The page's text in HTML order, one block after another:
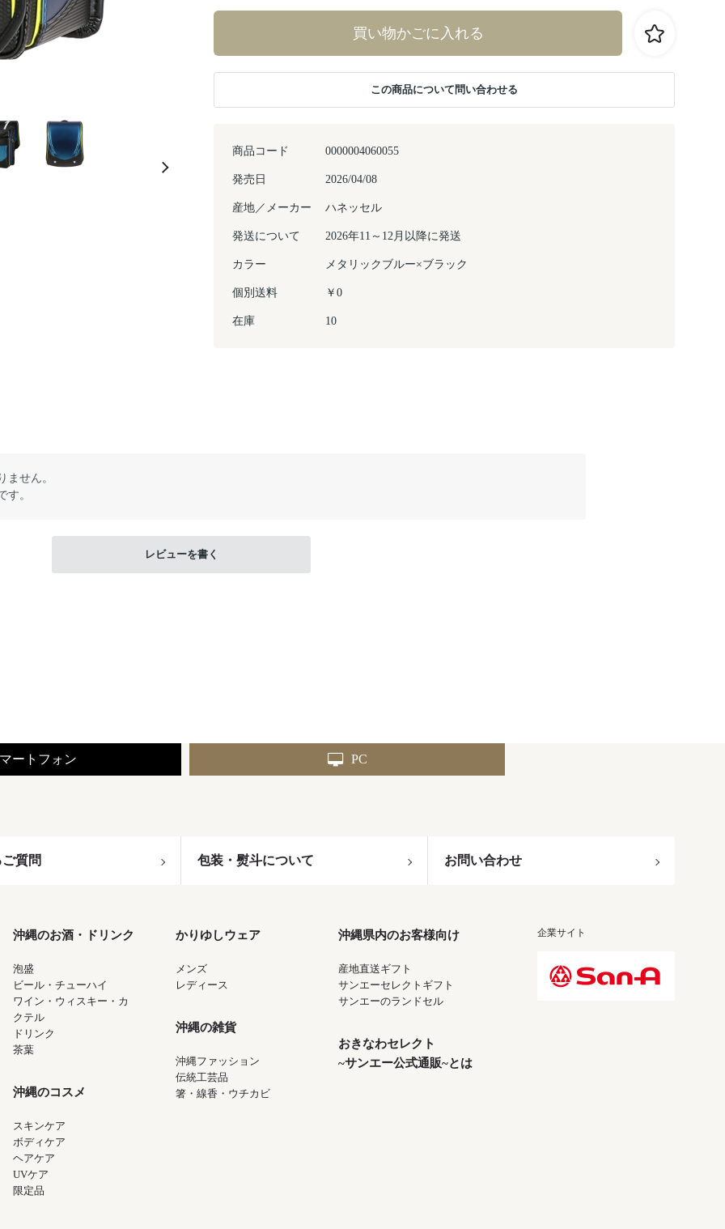
商品コード 0000004060055
発売日 2026/04/08
産地／メーカー ハネッセル
発送について 2026年11～12月以降に発送
カラー メタリックブルー×ブラック
個別送料 ￥0
在庫 10
買い物かごに入れる
この商品について問い合わせる
ません。
す。
レビューを書く
ートフォン PC
質問 包装・熨斗について お問い合わせ
沖縄のお酒・ドリンク
泡盛
ビール・チューハイ
ワイン・ウィスキー・カ
クテル
ドリンク
茶葉
沖縄のコスメ
スキンケア
ボディケア
ヘアケア
UVケア
限定品
かりゆしウェア
メンズ
レディース
沖縄の雑貨
沖縄ファッション
伝統工芸品
箸・線香・ウチカビ
沖縄県内のお客様向け
産地直送ギフト
サンエーセレクトギフト
サンエーのランドセル
おきなわセレクト
~サンエー公式通販~とは
企業サイト